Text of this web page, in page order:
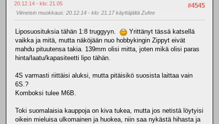
#4545
20.12.14 - klo: 21.05
Viimeisin muokkaus: 20.12.14 - klo: 21.17 käyttäjältä Zufee
Liposuosituksia tähän 1:8 truggyyn.
Yrittänyt tässä katsellä
vaikka ja mitä, mutta näköjään nuo hobbykingin Zippyt eivät
mahdu pituutensa takia. 139mm olisi mitta, joten mikä olisi paras
hinta/laatu/kapasiteetti lipo tähän.
4S varmasti riittäisi aluksi, mutta pitäisikö suosista laittaa vain
6S.?
Komboksi tulee M6B.
Toki suomalaisia kauppoja on kiva tukea, mutta jos netistä löytyisi
oikein mieluisa ulkomainen ja huokea, niin saa nykästä hihasta ja